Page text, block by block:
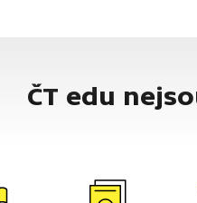
ČT edu